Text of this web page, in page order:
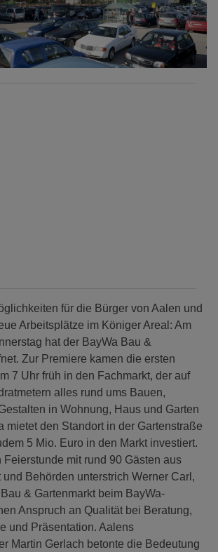
für die Bürger von Aalen und
Arbeitsplätze im Königer Areal: Am
hat der BayWa Bau &
Zur Premiere kamen die ersten
7 Uhr früh in den Fachmarkt, der auf
alles rund ums Bauen,
in Wohnung, Haus und Garten
mietet den Standort in der Gartenstraße
5 Mio. Euro in den Markt investiert.
Feierstunde mit rund 90 Gästen aus
und Behörden unterstrich Werner Carl,
& Gartenmarkt beim BayWa-
Anspruch an Qualität bei Beratung,
und Präsentation. Aalens
Martin Gerlach betonte die Bedeutung